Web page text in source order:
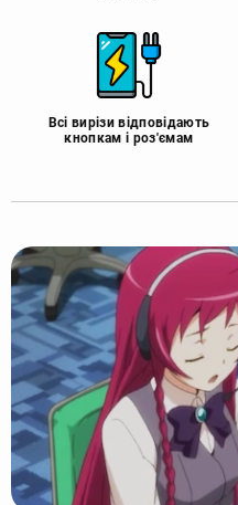
Всі вирізи відповідають
кнопкам і роз'ємам